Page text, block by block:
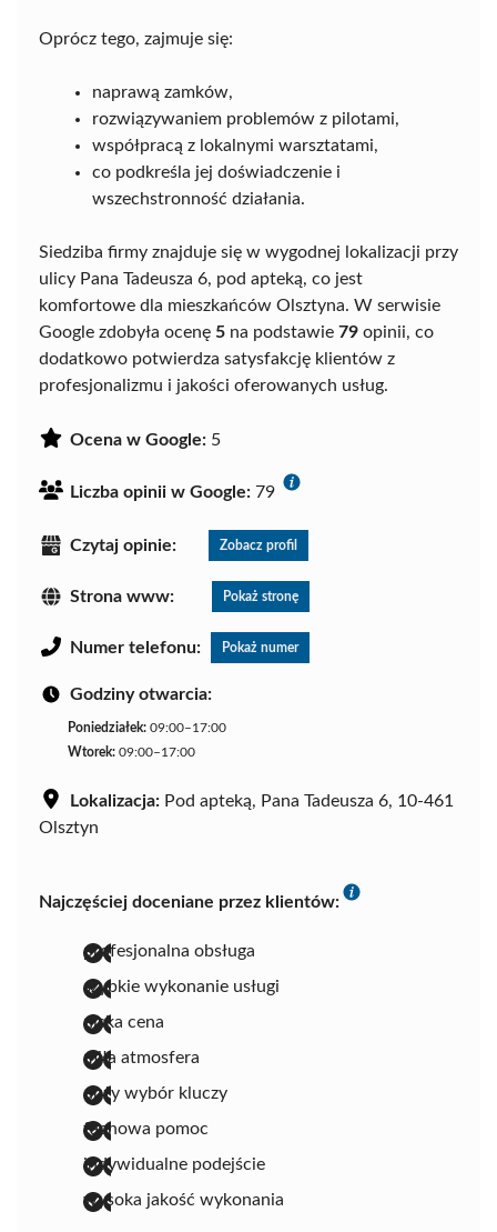
Oprócz tego, zajmuje się:
naprawą zamków,
rozwiązywaniem problemów z pilotami,
współpracą z lokalnymi warsztatami,
co podkreśla jej doświadczenie i
wszechstronność działania.
Siedziba firmy znajduje się w wygodnej lokalizacji przy
ulicy Pana Tadeusza 6, pod apteką, co jest
komfortowe dla mieszkańców Olsztyna. W serwisie
Google zdobyła ocenę 5 na podstawie 79 opinii, co
dodatkowo potwierdza satysfakcję klientów z
profesjonalizmu i jakości oferowanych usług.
Ocena w Google: 5
Liczba opinii w Google: 79
Czytaj opinie: Zobacz profil
Strona www: Pokaż stronę
Numer telefonu: Pokaż numer
Godziny otwarcia:
Poniedziałek: 09:00–17:00
Wtorek: 09:00–17:00
Lokalizacja: Pod apteką, Pana Tadeusza 6, 10-461
Olsztyn
Najczęściej doceniane przez klientów:
profesjonalna obsługa
szybkie wykonanie usługi
niska cena
miła atmosfera
duży wybór kluczy
fachowa pomoc
indywidualne podejście
wysoka jakość wykonania